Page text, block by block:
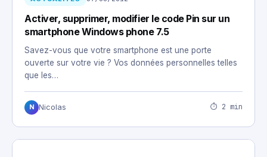
Activer, supprimer, modifier le code Pin sur un
smartphone Windows phone 7.5
Savez-vous que votre smartphone est une porte
ouverte sur votre vie ? Vos données personnelles telles
que les…
N Nicolas ⏱ 2 min